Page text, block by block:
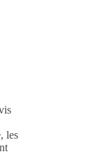
les